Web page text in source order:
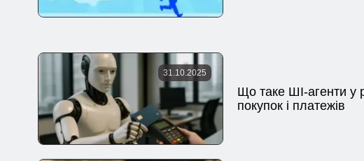
31.10.2025
Що таке ШІ-агенти у
покупок і платежів